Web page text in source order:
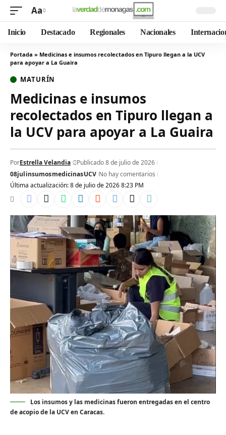
Aa
Inicio Destacado Regionales Nacionales
Portada » Medicinas e insumos recolectados en Tipuro llegan a la UCV
para apoyar a La Guaira
MATURÍN
Medicinas e insumos
recolectados en Tipuro llegan a
la UCV para apoyar a La Guaira
Última actualización: 8 de julio de 2026 8:23 PM
PorEstrella Velandia
Publicado 8 de julio de 2026
08julinsumosmedicinasUCV No hay comentarios
Los insumos y las medicinas fueron entregadas en el centro
de acopio de la UCV en Caracas.